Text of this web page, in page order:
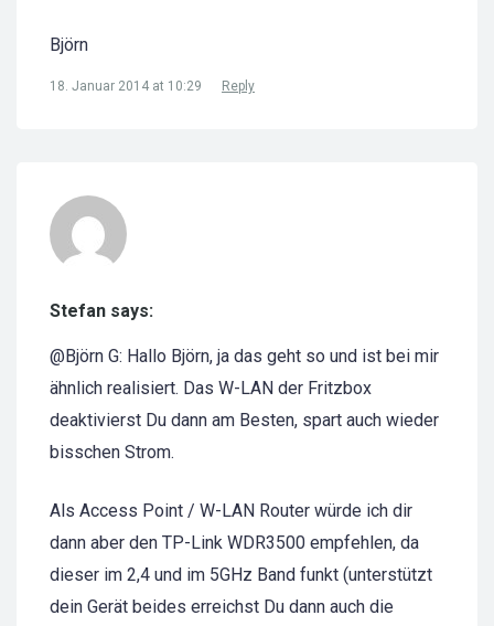
Björn
18. Januar 2014 at 10:29 Reply
Stefan says:
@Björn G: Hallo Björn, ja das geht so und ist bei mir
ähnlich realisiert. Das W-LAN der Fritzbox
deaktivierst Du dann am Besten, spart auch wieder
bisschen Strom.
Als Access Point / W-LAN Router würde ich dir
dann aber den TP-Link WDR3500 empfehlen, da
dieser im 2,4 und im 5GHz Band funkt (unterstützt
dein Gerät beides erreichst Du dann auch die